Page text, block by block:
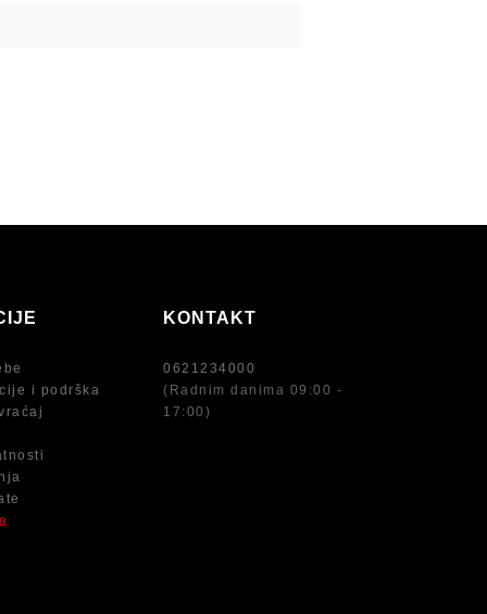
i podrška
KONTAKT
0621234000
(Radnim danima 09:00 -
17:00)